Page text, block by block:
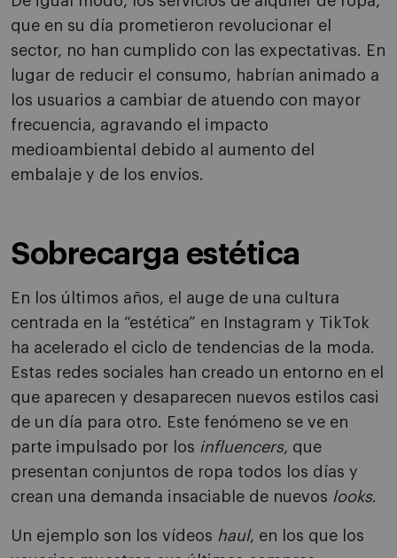
que en su día prometieron revolucionar el
sector, no han cumplido con las expectativas. En
lugar de reducir el consumo, habrían animado a
los usuarios a cambiar de atuendo con mayor
frecuencia, agravando el impacto
medioambiental debido al aumento del
embalaje y de los envíos.
Sobrecarga estética
En los últimos años, el auge de una cultura
centrada en la “estética” en Instagram y TikTok
ha acelerado el ciclo de tendencias de la moda.
Estas redes sociales han creado un entorno en el
que aparecen y desaparecen nuevos estilos casi
de un día para otro. Este fenómeno se ve en
parte impulsado por los influencers, que
presentan conjuntos de ropa todos los días y
crean una demanda insaciable de nuevos looks.
Un ejemplo son los vídeos haul, en los que los